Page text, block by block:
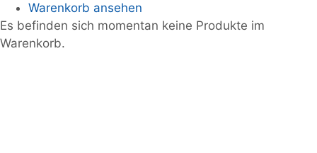
Warenkorb ansehen
Es befinden sich momentan keine Produkte im
Warenkorb.